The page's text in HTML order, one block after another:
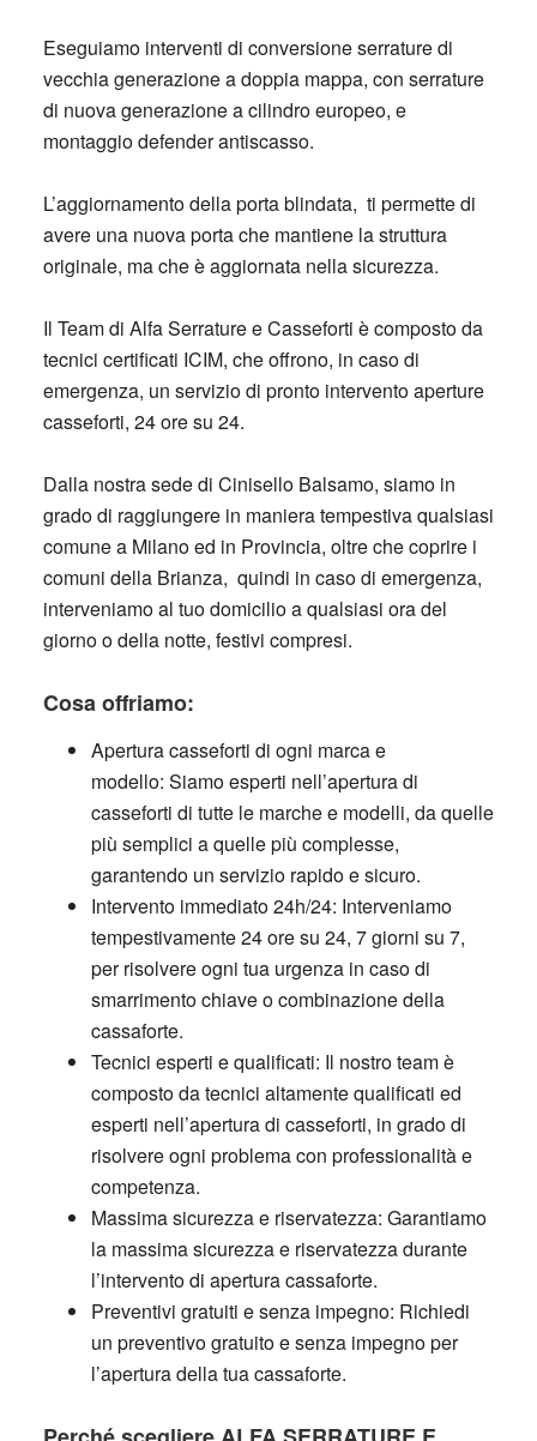
Eseguiamo interventi di conversione serrature di
vecchia generazione a doppia mappa, con serrature
di nuova generazione a cilindro europeo, e
montaggio defender antiscasso.
L’aggiornamento della porta blindata, ti permette di
avere una nuova porta che mantiene la struttura
originale, ma che è aggiornata nella sicurezza.
Il Team di Alfa Serrature e Casseforti è composto da
tecnici certificati ICIM, che offrono, in caso di
emergenza, un servizio di pronto intervento aperture
casseforti, 24 ore su 24.
Dalla nostra sede di Cinisello Balsamo, siamo in
grado di raggiungere in maniera tempestiva qualsiasi
comunea Milano ed in Provincia, oltre che coprire i
comuni della Brianza, quindi in caso di emergenza,
interveniamo al tuo domicilio a qualsiasi ora del
giorno o della notte, festivi compresi.
Cosa offriamo:
Apertura casseforti di ogni marca e
modello: Siamo esperti nell’apertura di
casseforti di tutte le marche e modelli, da quelle
più semplici a quelle più complesse,
garantendo un servizio rapido e sicuro.
Intervento immediato 24h/24: Interveniamo
tempestivamente 24 ore su 24, 7 giorni su 7,
per risolvere ogni tua urgenza in caso di
smarrimento chiave o combinazione della
cassaforte.
Tecnici esperti e qualificati: Il nostro team è
composto da tecnici altamente qualificati ed
esperti nell’apertura di casseforti, in grado di
risolvere ogni problema con professionalità e
competenza.
Massima sicurezza e riservatezza: Garantiamo
la massima sicurezza e riservatezza durante
l’intervento di apertura cassaforte.
Preventivi gratuiti e senza impegno: Richiedi
un preventivo gratuito e senza impegno per
l’apertura della tua cassaforte.